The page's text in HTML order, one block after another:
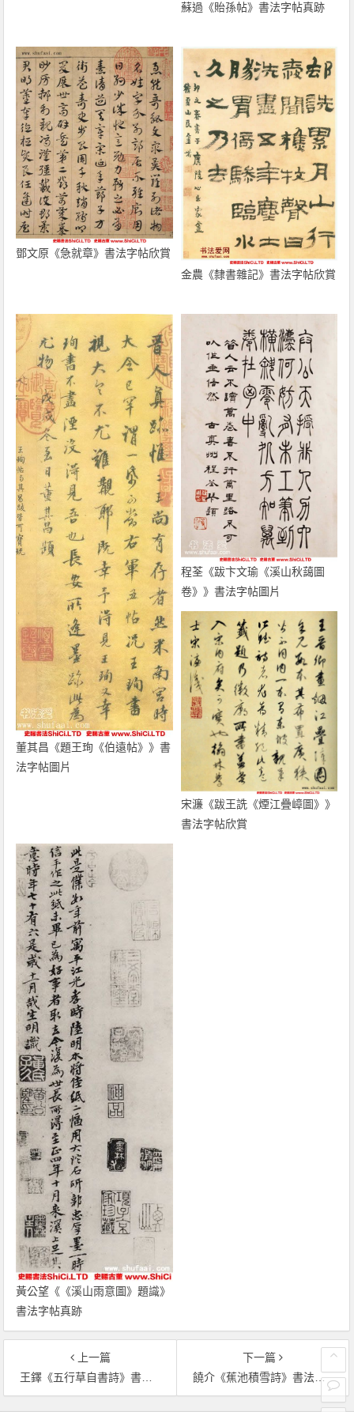
蘇過《貽孫帖》書法字帖真跡
鄧文原《急就章》書法字帖欣賞
金農《隸書雜記》書法字帖欣賞
董其昌《題王珣《伯遠帖》》書
法字帖圖片
程荃《跋卞文瑜《溪山秋藹圖
卷》》書法字帖圖片
宋濂《跋王詵《煙江疊嶂圖》》
書法字帖欣賞
黃公望《《溪山雨意圖》題識》
書法字帖真跡
上一篇
王鐸《五行草自書詩》書法欣賞
下一篇
饒介《蕉池積雪詩》書法字帖真跡（共8張圖片）